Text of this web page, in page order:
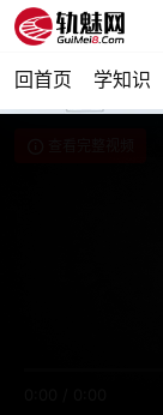
回首页 学知识